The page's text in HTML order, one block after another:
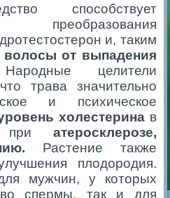
способствует
и, таким
волосы от выпадения
целители
трава значительно
и психическое
холестеринав
при атеросклерозе,
Растение также
плодородия.
мужчин, у которых
спермы, так и для